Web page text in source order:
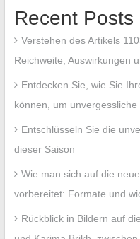
Recent Posts
Verstehen des Artikels
Reichweite, Auswirkungen
Entdecken Sie, wie Sie
können, um
Entschlüsseln Sie die
dieser Saison
Wie man sich auf die
vorbereitet: Formate und
Rückblick in Bildern auf